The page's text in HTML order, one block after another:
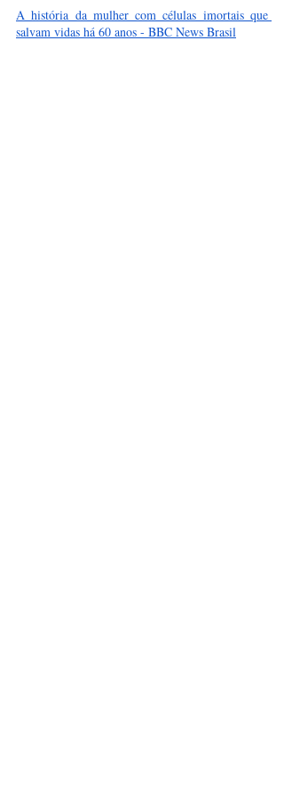
A história da mulher com células imortais que
salvam vidas há 60 anos - BBC News Brasil